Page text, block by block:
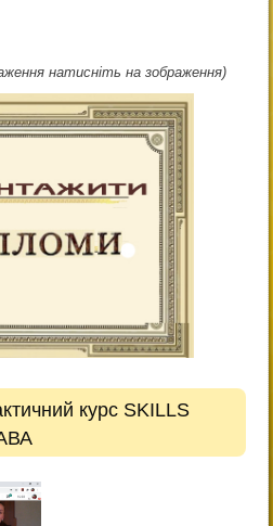
натисніть на зображення)
курс SKILLS